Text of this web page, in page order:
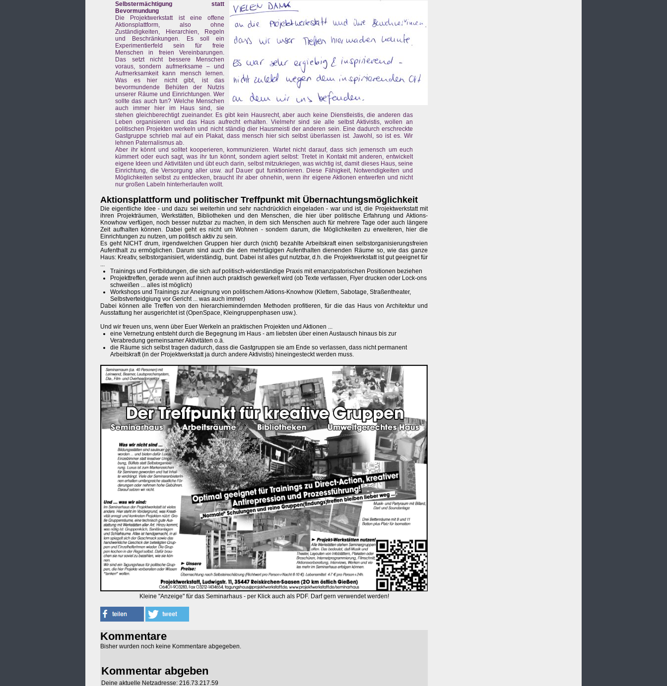
Selbstermächtigung statt
Bevormundung
Die Projektwerkstatt ist eine offene
Aktionsplattform, also ohne
Zuständigkeiten, Hierarchien, Regeln
und Beschränkungen. Es soll ein
Experimentierfeld sein für freie
Menschen in freien Vereinbarungen.
Das setzt nicht bessere Menschen
voraus, sondern aufmerksame – und
Aufmerksamkeit kann mensch lernen.
Was es hier nicht gibt, ist das
bevormundende Behüten der Nutzis
unserer Räume und Einrichtungen. Wer
sollte das auch tun? Welche Menschen
auch immer hier im Haus sind, sie
stehen gleichberechtigt zueinander. Es gibt kein Hausrecht, aber auch keine Dienstleistis, die anderen das
Leben organisieren und das Haus aufrecht erhalten. Vielmehr sind sie alle selbst Aktivistis, wollen an
politischen Projekten werkeln und nicht ständig dier Hausmeisti der anderen sein. Eine dadurch erschreckte
Gastgruppe schrieb mal auf ein Plakat, dass mensch hier sich selbst überlassen ist. Jawohl, so ist es. Wir
lehnen Paternalismus ab.
Aber ihr könnt und solltet kooperieren, kommunizieren. Wartet nicht darauf, dass sich jemensch um euch
kümmert oder euch sagt, was ihr tun könnt, sondern agiert selbst: Tretet in Kontakt mit anderen, entwickelt
eigene Ideen und Aktivitäten und übt euch darin, selbst mitzukriegen, was wichtig ist, damit dieses Haus, seine
Einrichtung, die Versorgung aller usw. auf Dauer gut funktionieren. Diese Fähigkeit, Notwendigkeiten und
Möglichkeiten selbst zu entdecken, braucht ihr aber ohnehin, wenn ihr eigene Aktionen entwerfen und nicht
nur großen Labeln hinterherlaufen wollt.
Aktionsplattform und politischer Treffpunkt mit Übernachtungsmöglichkeit
Die eigentliche Idee - und dazu sei weiterhin und sehr nachdrücklich eingeladen - war und ist, die Projektwerkstatt mit
ihren Projekträumen, Werkstätten, Bibliotheken und den Menschen, die hier über politische Erfahrung und Aktions-
Knowhow verfügen, noch besser nutzbar zu machen, in dem sich Menschen auch für mehrere Tage oder auch längere
Zeit aufhalten können. Dabei geht es nicht um Wohnen - sondern darum, die Möglichkeiten zu erweiteren, hier die
Einrichtungen zu nutzen, um politisch aktiv zu sein.
Es geht NICHT drum, irgendwelchen Gruppen hier durch (nicht) bezahlte Arbeitskraft einen selbstorganisierungsfreien
Aufenthalt zu ermöglichen. Darum sind auch die den mehrtägigen Aufenthalten dienenden Räume so, wie das ganze
Haus: Kreativ, selbstorganisiert, widerständig, bunt. Dabei ist alles gut nutzbar, d.h. die Projektwerkstatt ist gut geeignet für
...
Trainings und Fortbildungen, die sich auf politisch-widerständige Praxis mit emanzipatorischen Positionen beziehen
Projekttreffen, gerade wenn auf ihnen auch praktisch gewerkelt wird (ob Texte verfassen, Flyer drucken oder Lock-ons
schweißen ... alles ist möglich)
Workshops und Trainings zur Aneignung von politischem Aktions-Knowhow (Klettern, Sabotage, Straßentheater,
Selbstverteidgiung vor Gericht ... was auch immer)
Dabei können alle Treffen von den hierarchiemindernden Methoden profitieren, für die das Haus von Architektur und
Ausstattung her ausgerichtet ist (OpenSpace, Kleingruppenphasen usw.).
Und wir freuen uns, wenn über Euer Werkeln an praktischen Projekten und Aktionen ...
eine Vernetzung entsteht durch die Begegnung im Haus - am liebsten über einen Austausch hinaus bis zur
Verabredung gemeinsamer Aktivitäten o.ä.
die Räume sich selbst tragen dadurch, dass die Gastgruppen sie am Ende so verlassen, dass nicht permanent
Arbeitskraft (in der Projektwerkstatt ja durch andere Aktivistis) hineingesteckt werden muss.
Kleine "Anzeige" für das Seminarhaus - per Klick auch als PDF. Darf gern verwendet werden!
Kommentare
Bisher wurden noch keine Kommentare abgegeben.
Kommentar abgeben
Deine aktuelle Netzadresse: 216.73.217.59